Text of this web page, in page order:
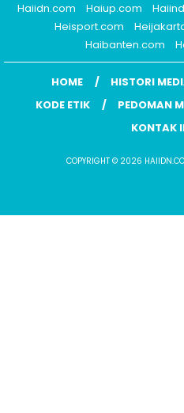
Haiidn.com
Haiup.com
Heisport.com
Haibanten.com
HOME HISTORI
KODE ETIK
PEDOMAN
KONTAK
COPYRIGHT © 2026